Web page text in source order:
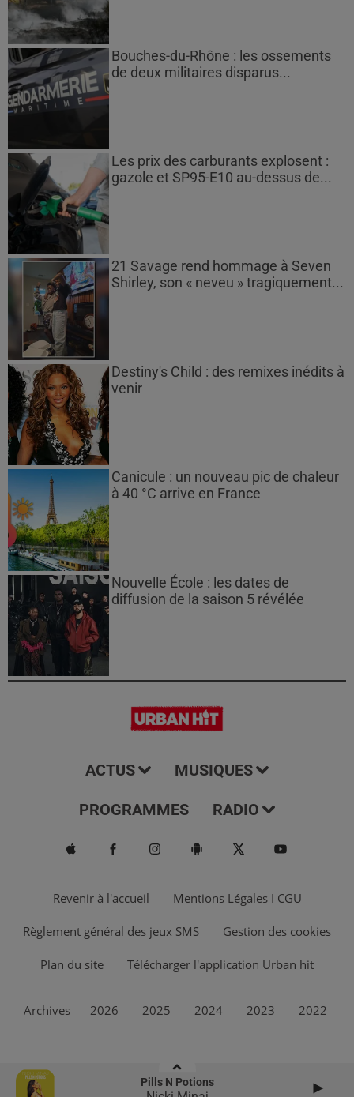
Pills N Potions
Bouches-du-Rhône : les ossements
de deux militaires disparus...
Les prix des carburants explosent :
gazole et SP95-E10 au-dessus de...
21 Savage rend hommage à Seven
Shirley, son « neveu » tragiquement...
Destiny's Child : des remixes inédits à
venir
Canicule : un nouveau pic de chaleur
à 40 °C arrive en France
Nouvelle École : les dates de
diffusion de la saison 5 révélée
ACTUS MUSIQUES
PROGRAMMES RADIO
Revenir à l'accueil Mentions Légales I CGU
Règlement général des jeux SMS Gestion des cookies
Plan du site Télécharger l'application Urban hit
Archives 2026 2025 2024 2023 2022